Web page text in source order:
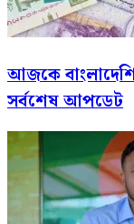
আজকে
সর্বশেষ আপডেট